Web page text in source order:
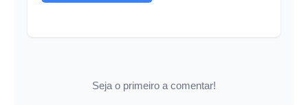
Seja o primeiro a comentar!